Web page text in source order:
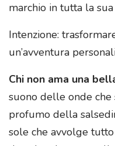
marchio in tutta la
Intenzione:
un’avventura
Chi non ama una
suono delle onde
profumo della
sole che avvolge